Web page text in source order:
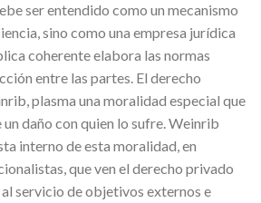
ser entendido como un mecanismo
sino como una empresa jurídica
coherente elabora las normas
entre las partes. El derecho
plasma una moralidad especial que
daño con quien lo sufre. Weinrib
interno de esta moralidad, en
que ven el derecho privado
servicio de objetivos externos e